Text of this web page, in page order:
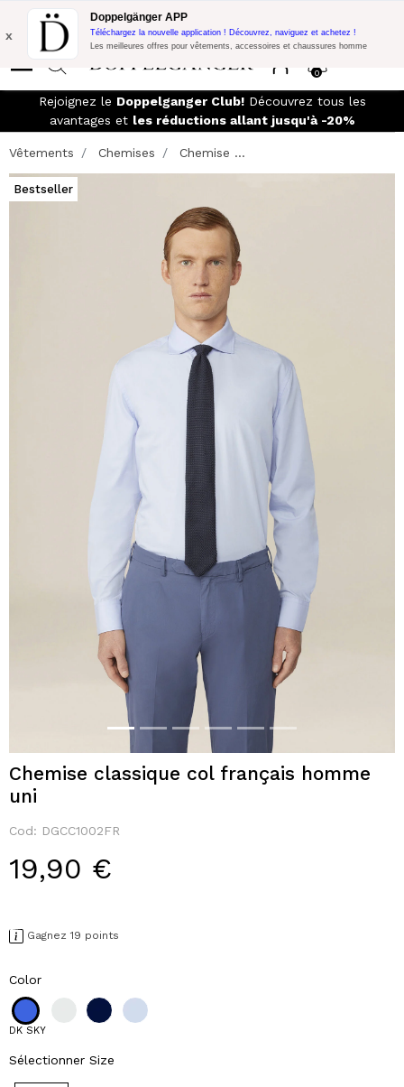
Promo Flash: 10% de réduction supplémentaire sur 300€ d'achat
avec le code:
0
x
Doppelgänger APP
Téléchargez la nouvelle application ! Découvrez, naviguez et achetez !
Les meilleures offres pour vêtements, accessoires et chaussures homme
Rejoignez le Doppelganger Club!Découvrez tous les
avantages et les réductions allant jusqu'à -20%
Vêtements Chemises Chemise ...
Bestseller
Chemise classique col français homme
uni
Cod: DGCC1002FR
19,90 €
Gagnez 19 points
Color
DK SKY
Sélectionner Size